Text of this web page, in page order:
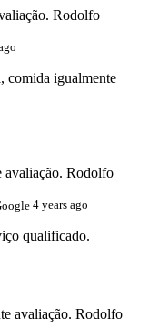
Rodolfo
comida igualmente
avaliação. Rodolfo
4 years ago
qualificado.
avaliação. Rodolfo